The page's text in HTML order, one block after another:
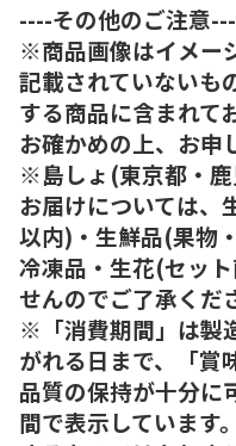
----その他のご注意
※商品画像はイメー
記載されていないも
する商品に含まれて
お確かめの上、お申
※島しょ(東京都・
お届けについては、
以内)・生鮮品(果物
冷凍品・生花(セッ
せんのでご了承くだ
※「消費期間」は製
がれる日まで、「賞
品質の保持が十分に
間で表示しています